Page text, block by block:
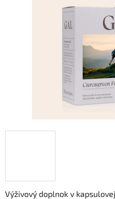
Výživový doplnok v